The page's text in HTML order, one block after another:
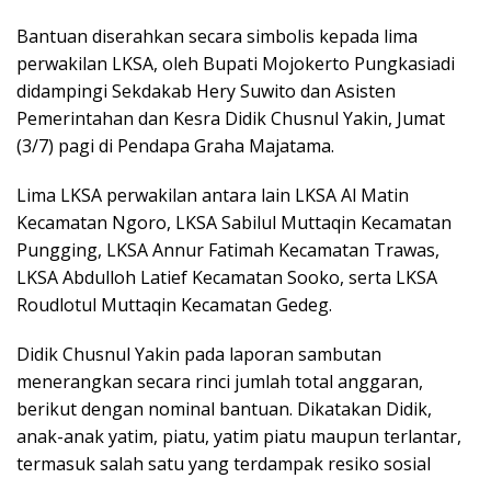
Bantuan diserahkan secara simbolis kepada lima
perwakilan LKSA, oleh Bupati Mojokerto Pungkasiadi
didampingi Sekdakab Hery Suwito dan Asisten
Pemerintahan dan Kesra Didik Chusnul Yakin, Jumat
(3/7) pagi di Pendapa Graha Majatama.
Lima LKSA perwakilan antara lain LKSA Al Matin
Kecamatan Ngoro, LKSA Sabilul Muttaqin Kecamatan
Pungging, LKSA Annur Fatimah Kecamatan Trawas,
LKSA Abdulloh Latief Kecamatan Sooko, serta LKSA
Roudlotul Muttaqin Kecamatan Gedeg.
Didik Chusnul Yakin pada laporan sambutan
menerangkan secara rinci jumlah total anggaran,
berikut dengan nominal bantuan. Dikatakan Didik,
anak-anak yatim, piatu, yatim piatu maupun terlantar,
termasuk salah satu yang terdampak resiko sosial